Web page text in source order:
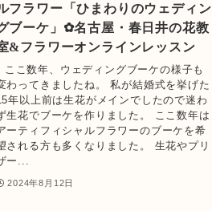
フラワー「ひまわりのウェディン
ブーケ」✿名古屋・春日井の花教
&フラワーオンラインレッスン
⁡ ⁡ ここ数年、ウェディングブーケの様子も
わってきましたね。 私が結婚式を挙げた
年以上前は生花がメインでしたので迷わ
生花でブーケを作りました。 ここ数年は
ーティフィシャルフラワーのブーケを希
される方も多くなりました。 生花やプリ
ー...
2024年8月12日